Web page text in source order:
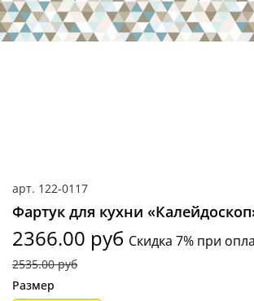
арт. 122-0117
Фартук для кухни
2366.00 руб Скидка 7% при
2535.00 руб
Размер